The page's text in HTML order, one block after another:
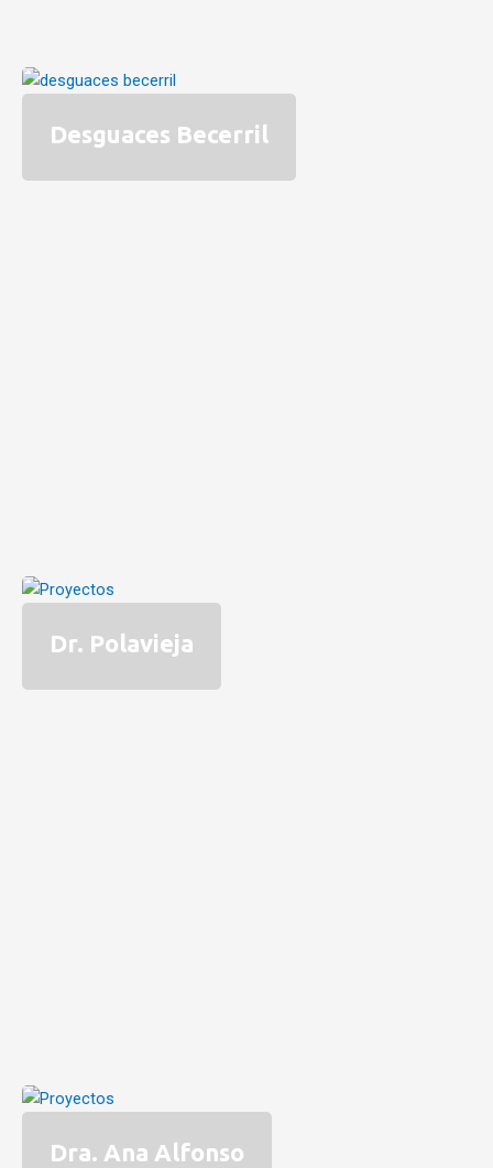
Desguaces Becerril
Dr. Polavieja
Dra. Ana Alfonso